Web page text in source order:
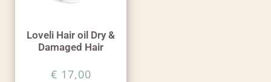
Loveli Hair oil Dry &
Damaged Hair
€ 17,00